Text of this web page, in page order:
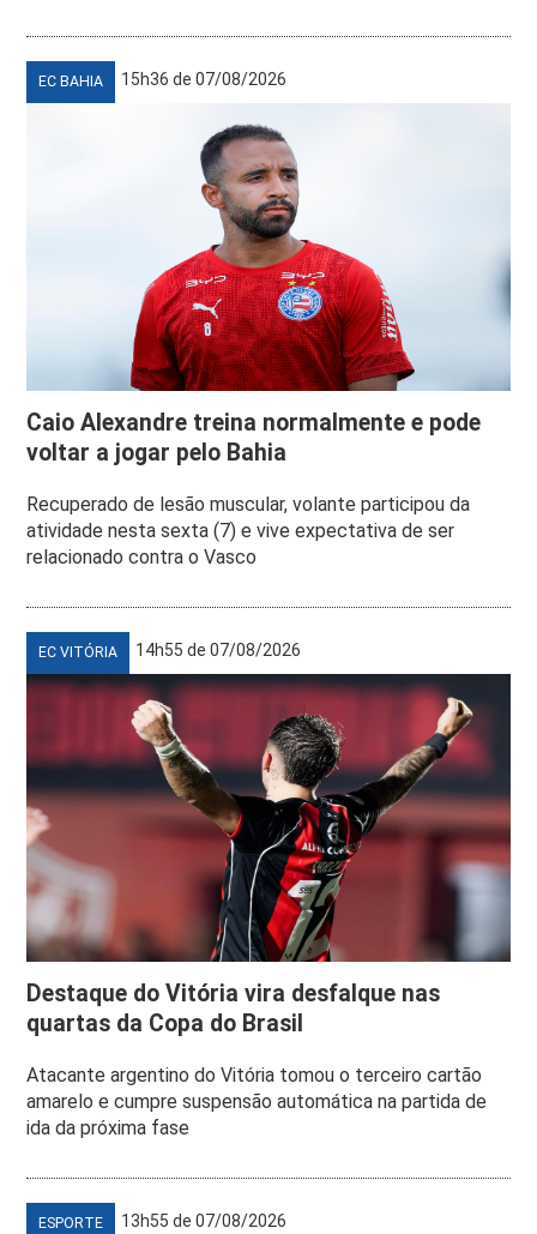
EC BAHIA 15h36 de 07/08/2026
Caio Alexandre treina normalmente e pode
voltar a jogar pelo Bahia
Recuperado de lesão muscular, volante participou da
atividade nesta sexta (7) e vive expectativa de ser
relacionado contra o Vasco
EC VITÓRIA 14h55 de 07/08/2026
Destaque do Vitória vira desfalque nas
quartas da Copa do Brasil
Atacante argentino do Vitória tomou o terceiro cartão
amarelo e cumpre suspensão automática na partida de
ida da próxima fase
ESPORTE 13h55 de 07/08/2026